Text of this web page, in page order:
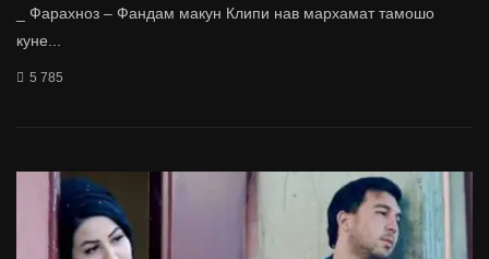
_ Фарахноз – Фандам макун Клипи нав мархамат тамошо
куне...
5 785